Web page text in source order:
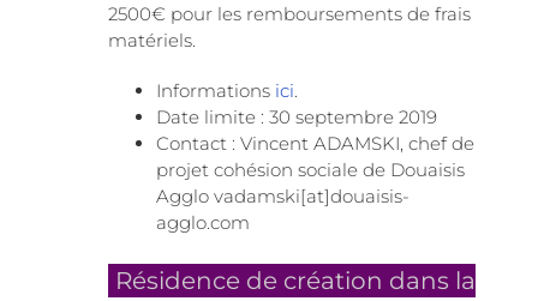
2500€ pour les remboursements de frais
matériels.
Informations ici
Date limite : 30 septembre 2019
Contact : Vincent ADAMSKI, chef de
projet cohésion sociale de Douaisis
Agglo vadamski[at]douaisis-
agglo.com
Résidence de création dans la